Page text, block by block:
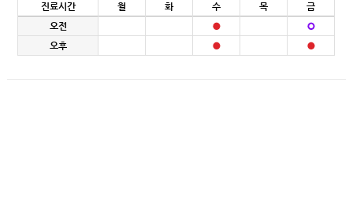
진료시간 월 화 수 목
금
오전
오후